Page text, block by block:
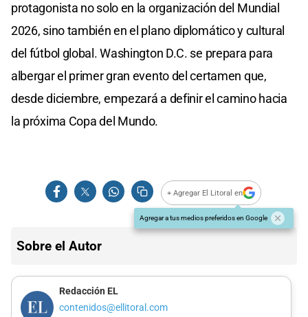
protagonista no solo en la organización del Mundial
2026, sino también en el plano diplomático y cultural
del fútbol global. Washington D.C. se prepara para
albergar el primer gran evento del certamen que,
desde diciembre, empezará a definir el camino hacia
la próxima Copa del Mundo.
+ Agregar El Litoral en
Agregar a tus medios preferidos en Google
Sobre el Autor
Redacción EL
contenidos@ellitoral.com